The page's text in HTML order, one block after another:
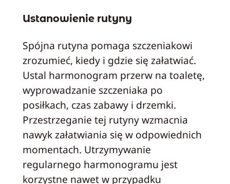
Ustanowienie rutyny
Spójna rutyna pomaga szczeniakowi
zrozumieć, kiedy i gdzie się załatwiać.
Ustal harmonogram przerw na toaletę,
wyprowadzanie szczeniaka po
posiłkach, czas zabawy i drzemki.
Przestrzeganie tej rutyny wzmacnia
nawyk załatwiania się w odpowiednich
momentach. Utrzymywanie
regularnego harmonogramu jest
korzystne nawet w przypadku